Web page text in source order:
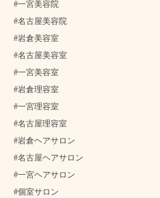
#一宮美容院
#名古屋美容院
#岩倉美容室
#名古屋美容室
#一宮美容室
#岩倉理容室
#一宮理容室
#名古屋理容室
#岩倉ヘアサロン
#名古屋ヘアサロン
#一宮ヘアサロン
#個室サロン